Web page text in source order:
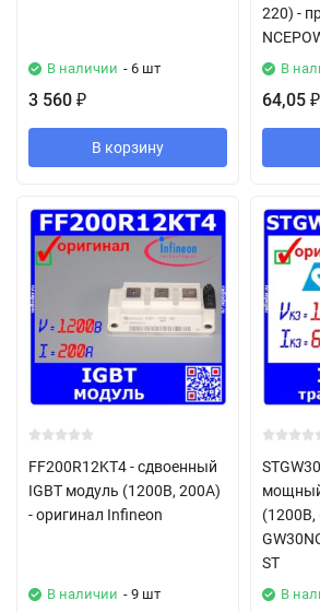
В наличии - 6 шт
3 560 ₽
В корзину
220) -
В
64,05 ₽
FF200R12KT4 - сдвоенный
IGBT модуль (1200В, 200А)
- оригинал Infineon
В наличии - 9 шт
мощный
(1200В,
ST
В